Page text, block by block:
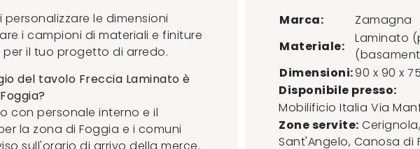
le dimensioni
i campioni di materiali e finiture
il tuo progetto di arredo.
del tavolo Freccia Laminato è
con personale interno e il
la zona di Foggia e i comuni
sull'orario di arrivo della merce.
Marca:
Zamagna
Materiale:
Laminato
Dimensioni:90 x 90 x
Disponibile presso:
Mobilificio Italia Via
Zone servite:
Sant'Angelo, Canosa di